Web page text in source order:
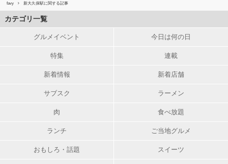
favy 新大久保駅に関する記事
カテゴリ一覧
グルメイベント 今日は何の日
特集 連載
新着情報 新着店舗
サブスク ラーメン
肉 食べ放題
ランチ ご当地グルメ
おもしろ・話題 スイーツ